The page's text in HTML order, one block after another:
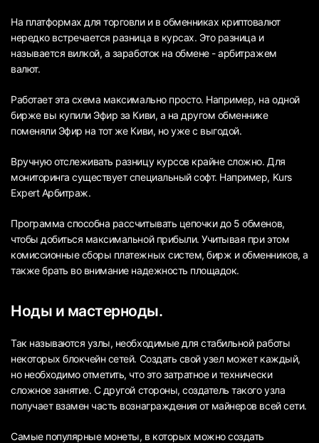
На платформах для торговли и в обменниках криптовалют
нередко встречается разница в курсах. Это разница и
называется вилкой, а заработок на обмене - арбитражем
валют.
Работает эта схема максимально просто. Например, на одной
бирже вы купили Эфир за Киви, а на другом обменнике
поменяли Эфир на тот же Киви, но уже с выгодой.
Вручную отслеживать разницу курсов крайне сложно. Для
мониторинга существует специальный софт. Например, Kurs
Expert Арбитраж.
Программа способна рассчитывать цепочки до 5 обменов,
чтобы добиться максимальной прибыли. Учитывая при этом
комиссионные сборы платежных систем, бирж и обменников, а
также брать во внимание надежность площадок.
Ноды и мастерноды.
Так называются узлы, необходимые для стабильной работы
некоторых блокчейн сетей. Создать свой узел может каждый,
но необходимо отметить, что это затратное и технически
сложное занятие. С другой стороны, создатель такого узла
получает взамен часть вознаграждения от майнеров всей сети.
Самые популярные монеты, в которых можно создать